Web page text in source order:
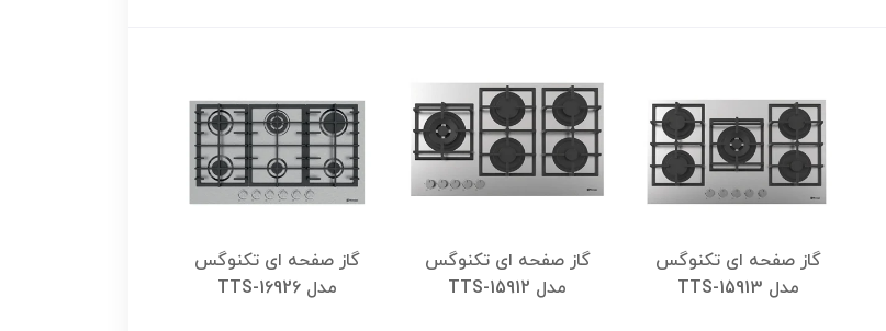
گاز صفحه ای تکنوگس
مدل TTS-15913
گاز صفحه ای تکنوگس
مدل TTS-15912
گاز صفحه ای تکنوگس
مدل TTS-16926